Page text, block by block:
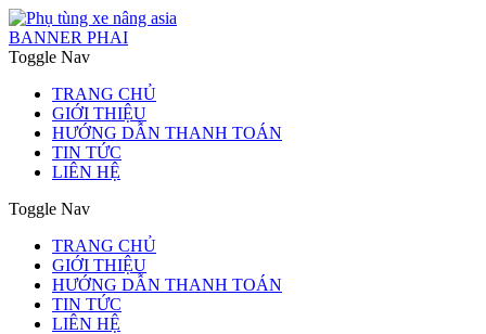
BANNER PHAI
Toggle Nav
TRANG CHỦ
GIỚI THIỆU
HƯỚNG DẪN THANH TOÁN
TIN TỨC
LIÊN HỆ
Toggle Nav
TRANG CHỦ
GIỚI THIỆU
HƯỚNG DẪN THANH TOÁN
TIN TỨC
LIÊN HỆ